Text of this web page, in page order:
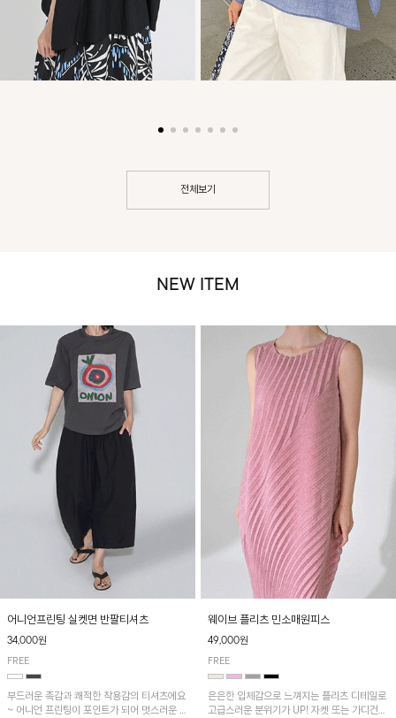
전체보기
NEW ITEM
어니언프린팅 실켓면 반팔티셔츠
34,000원
FREE
부드러운 촉감과 쾌적한 착용감의 티셔츠에요
~ 어니언 프린팅이 포인트가 되어 멋스러운 아
웨이브 플리츠 민소매원피스
49,000원
FREE
은은한 입체감으로 느껴지는 플리츠 디테일로
고급스러운 분위기가 UP! 자켓 또는 가디건과